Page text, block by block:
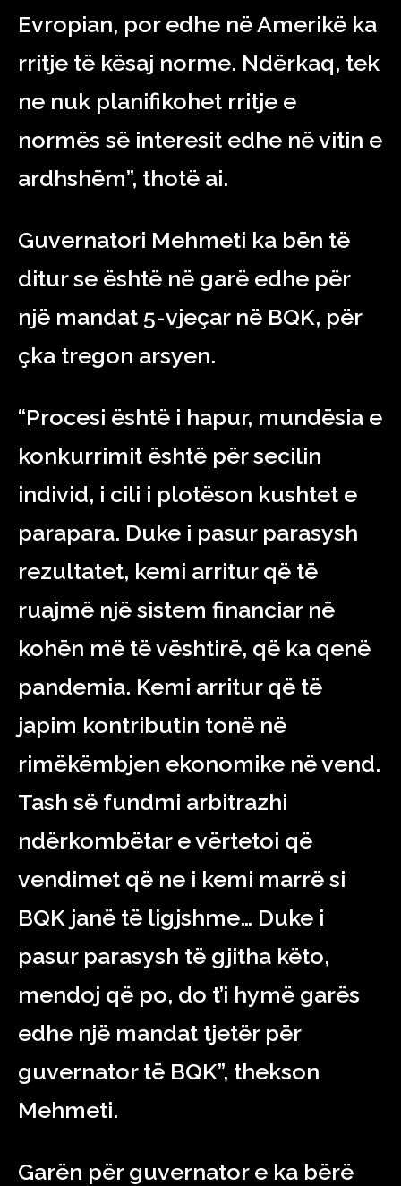
Evropian, por edhe në Amerikë ka
rritje të kësaj norme. Ndërkaq, tek
ne nuk planifikohet rritje e
normës së interesit edhe në vitin e
ardhshëm”, thotë ai.
Guvernatori Mehmeti ka bën të
ditur se është në garë edhe për
një mandat 5-vjeçar në BQK, për
çka tregon arsyen.
“Procesi është i hapur, mundësia e
konkurrimit është për secilin
individ, i cili i plotëson kushtet e
parapara. Duke i pasur parasysh
rezultatet, kemi arritur që të
ruajmë një sistem financiar në
kohën më të vështirë, që ka qenë
pandemia. Kemi arritur që të
japim kontributin tonë në
rimëkëmbjen ekonomike në vend.
Tash së fundmi arbitrazhi
ndërkombëtar e vërtetoi që
vendimet që ne i kemi marrë si
BQK janë të ligjshme… Duke i
pasur parasysh të gjitha këto,
mendoj që po, do t’i hymë garës
edhe një mandat tjetër për
guvernator të BQK”, thekson
Mehmeti.
Garën për guvernator e ka bërë